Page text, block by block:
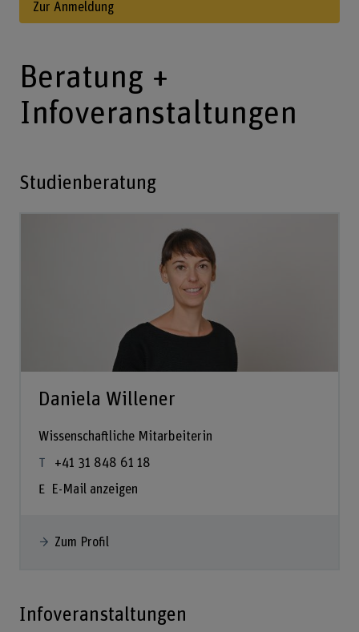
Zur Anmeldung
Beratung +
Infoveranstaltungen
Studienberatung
Daniela Willener
Wissenschaftliche Mitarbeiterin
+41 31 848 61 18
E-Mail anzeigen
Zum Profil
Infoveranstaltungen